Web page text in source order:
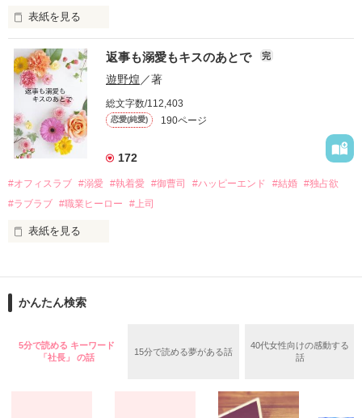
さらに、美桜が初めてだと知った哲平は
『責任をとる、結婚しよう』と真っ直ぐに告げてきた。
戸惑う美桜とは裏腹に、好きという気持ちを隠すことなく
甘やかしてくる。
そんなある日、哲平は美桜がストーカー被害に
遭っていることを知る。
美桜を守るため、哲平は同居を提案してきて――。
夏木美桜(なつきみお)
鳴海哲平 (なるみてっぺい)
2026.6.5～2026.7.25
＊以前、公開していた話の改稿版です＊
表紙を見る
おかしな噂を流されて前の職場でうまくいかなかった梅田美
桜は、海外で傷心旅行をしていたところ、日本人美青年と出会
い、酒の勢いもあり一夜限りの関係となる。
帰国後、美桜は新しい職場でワンナイトした美青年と再会。
なんと彼の正体は、とある財閥御曹司にも関わらず、一族を離
れて起業した新進気鋭の実業家、社内でも冷徹だと評判な社長
――御影恭司その人だったのだ――！
なぜか恭司から飼い猫の世話係を命じられた美桜は、猫の世
の関係となってしまい――？
返事も溺愛もキスのあとで 完
遊野煌 ／著
総文字数/112,403
恋愛(純愛) 190ページ
172
#オフィスラブ #溺愛 #執着愛 #御曹司 #ハッピーエンド #結婚 #独占欲
#ラブラブ #職業ヒーロー #上司
表紙を見る
ションの企画戦略室で働いている。
めた、同期で恋人の石垣守（26）がいるのだが、後輩の姫原由
いた。
守と由羅から『便利屋雛子』と馬鹿にされ、一人こっそり泣い
かんたん検索
5分で読める キーワード
「社長」 の話
15分で読める夢がある話
40代女性向けの感動する
話